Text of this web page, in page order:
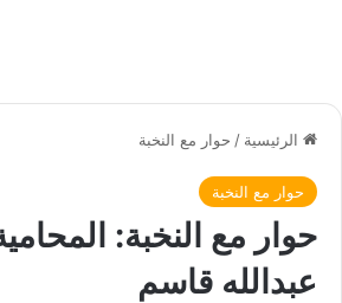
الرئيسية / حوار مع النخبة
حوار مع النخبة
حوار مع النخبة:
عبدالله قاسم